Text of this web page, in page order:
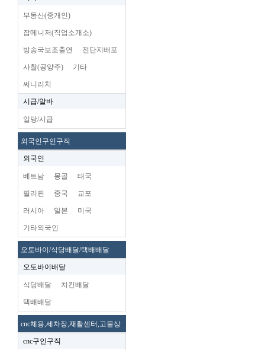
부동산(중개인)
잡메니저(직업소개소)
방송국보조출연 전단지배포
사찰(공양주) 기타
써니리치
시급/알바
일당/시급
외국인구인구직
외국인
베트남 몽골 태국
필리핀 중국 교포
러시아 일본 미국
기타외국인
오토바이/식당배달/택배배달
오토바이배달
식당배달 치킨배달
택배배달
cnc체용,세차장,재활센터,고물상
cnc구인구직